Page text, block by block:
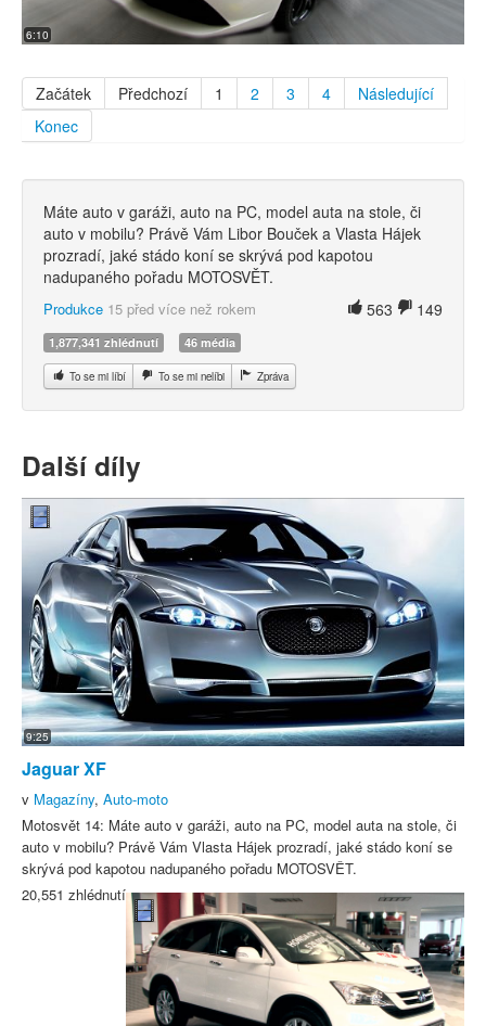
6:10
Začátek Předchozí 1 2 3 4
Následující
Konec
Máte auto v garáži, auto na PC, model auta na stole, či
auto v mobilu? Právě Vám Libor Bouček a Vlasta Hájek
prozradí, jaké stádo koní se skrývá pod kapotou
nadupaného pořadu MOTOSVĚT.
563
149
Produkce 15 před více než rokem
1,877,341 zhlédnutí 46 média
To se mi líbí To se mi nelíbi Zpráva
Další díly
9:25
Jaguar XF
v Magazíny, Auto-moto
Motosvět 14: Máte auto v garáži, auto na PC, model auta na stole, či
auto v mobilu? Právě Vám Vlasta Hájek prozradí, jaké stádo koní se
skrývá pod kapotou nadupaného pořadu MOTOSVĚT.
20,551 zhlédnutí